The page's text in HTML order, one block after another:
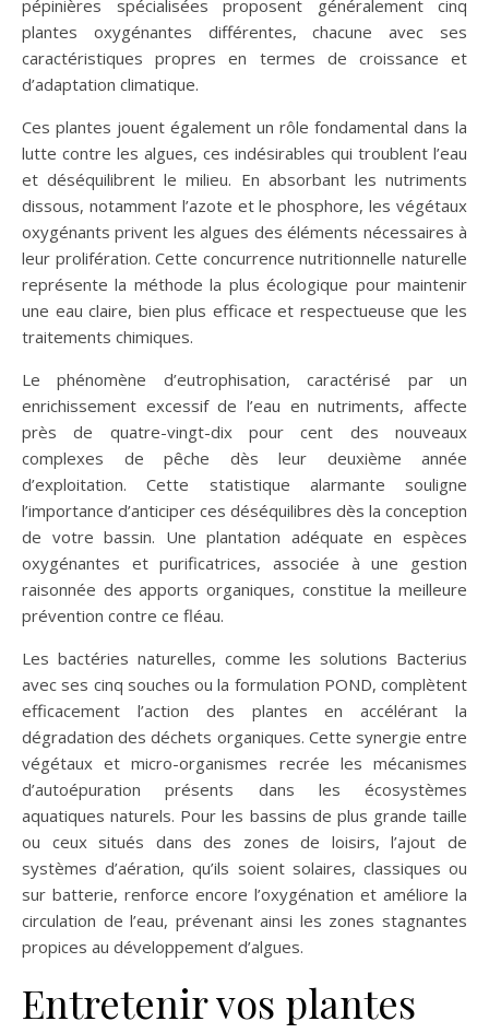
pépinières spécialisées proposent généralement cinq
plantes oxygénantes différentes, chacune avec ses
caractéristiques propres en termes de croissance et
d’adaptation climatique.
Ces plantes jouent également un rôle fondamental dans la
lutte contre les algues, ces indésirables qui troublent l’eau
et déséquilibrent le milieu. En absorbant les nutriments
dissous, notamment l’azote et le phosphore, les végétaux
oxygénants privent les algues des éléments nécessaires à
leur prolifération. Cette concurrence nutritionnelle naturelle
représente la méthode la plus écologique pour maintenir
une eau claire, bien plus efficace et respectueuse que les
traitements chimiques.
Le phénomène d’eutrophisation, caractérisé par un
enrichissement excessif de l’eau en nutriments, affecte
près de quatre-vingt-dix pour cent des nouveaux
complexes de pêche dès leur deuxième année
d’exploitation. Cette statistique alarmante souligne
l’importance d’anticiper ces déséquilibres dès la conception
de votre bassin. Une plantation adéquate en espèces
oxygénantes et purificatrices, associée à une gestion
raisonnée des apports organiques, constitue la meilleure
prévention contre ce fléau.
Les bactéries naturelles, comme les solutions Bacterius
avec ses cinq souches ou la formulation POND, complètent
efficacement l’action des plantes en accélérant la
dégradation des déchets organiques. Cette synergie entre
végétaux et micro-organismes recrée les mécanismes
d’autoépuration présents dans les écosystèmes
aquatiques naturels. Pour les bassins de plus grande taille
ou ceux situés dans des zones de loisirs, l’ajout de
systèmes d’aération, qu’ils soient solaires, classiques ou
sur batterie, renforce encore l’oxygénation et améliore la
circulation de l’eau, prévenant ainsi les zones stagnantes
propices au développement d’algues.
Entretenir vos plantes